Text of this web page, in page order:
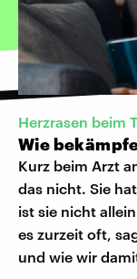
Herzrasen beim
Wie
Kurz beim Arzt
das nicht. Sie
ist sie nicht
es zurzeit oft,
und wie wir